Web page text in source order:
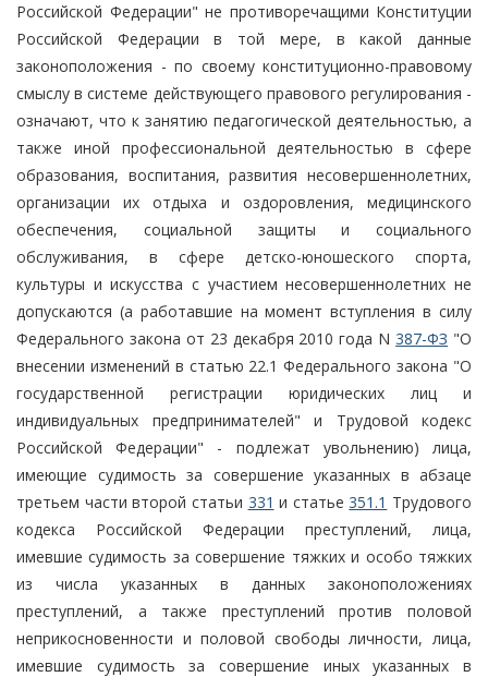
Российской Федерации" не противоречащими Конституции
Российской Федерации в той мере, в какой данные
законоположения - по своему конституционно-правовому
смыслу в системе действующего правового регулирования -
означают, что к занятию педагогической деятельностью, а
также иной профессиональной деятельностью в сфере
образования, воспитания, развития несовершеннолетних,
организации их отдыха и оздоровления, медицинского
обеспечения, социальной защиты и социального
обслуживания, в сфере детско-юношеского спорта,
культуры и искусства с участием несовершеннолетних не
допускаются (а работавшие на момент вступления в силу
Федерального закона от 23 декабря 2010 года N387-ФЗ "О
внесении изменений в статью 22.1 Федерального закона "О
государственной регистрации юридических лиц и
индивидуальных предпринимателей" и Трудовой кодекс
Российской Федерации" - подлежат увольнению) лица,
имеющие судимость за совершение указанных в абзаце
третьем части второй статьи 331 и статье351.1 Трудового
кодекса Российской Федерации преступлений, лица,
имевшие судимость за совершение тяжких и особо тяжких
из числа указанных в данных законоположениях
преступлений, а также преступлений против половой
неприкосновенности и половой свободы личности, лица,
имевшие судимость за совершение иных указанных в